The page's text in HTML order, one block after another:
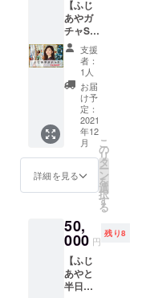
やのお
すすめ
香り
グッズ
セット
です。
【ふじ
あやガ
チャS＆
サイン
入り書
籍1冊】
あなた
だけの
ために
スペ
シャル
ギフト
セレク
ト♡ お
誕生日
やクリ
のプレ
ゼント
に。 特
別な日
でなく
ても、
支援
者：
1人
お届
け予
定：
2021
年12
月
詳細を見る
こ
の
リ
タ
ー
ン
を
選
択
す
る
50,
000 円
残り8
【ふじ
あやと
半日リ